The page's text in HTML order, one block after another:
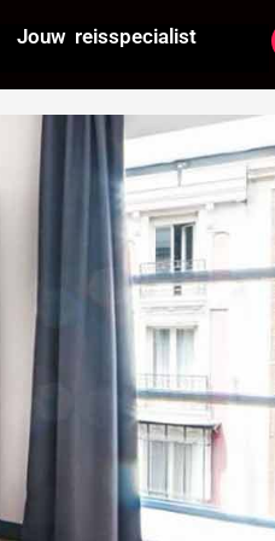
Jouw reisspecialist